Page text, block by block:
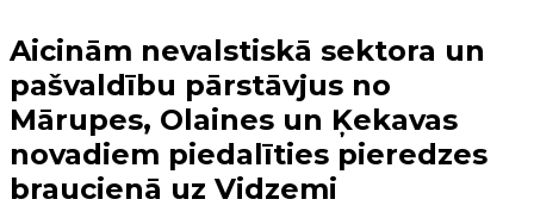
Aicinām nevalstiskā sektora un
pašvaldību pārstāvjus no
Mārupes, Olaines un Ķekavas
novadiem piedalīties pieredzes
braucienā uz Vidzemi